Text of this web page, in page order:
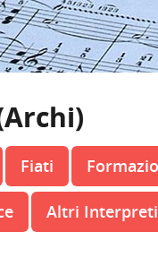
Fiati
Altri Interpreti